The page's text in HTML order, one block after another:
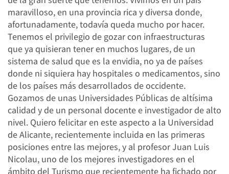
maravilloso, en una provincia rica y diversa donde,
afortunadamente, todavía queda mucho por hacer.
Tenemos el privilegio de gozar con infraestructuras
que ya quisieran tener en muchos lugares, de un
sistema de salud que es la envidia, no ya de países
donde ni siquiera hay hospitales o medicamentos, sino
de los países más desarrollados de occidente.
Gozamos de unas Universidades Públicas de altísima
calidad y de un personal docente e investigador de alto
nivel. Quiero felicitar en este aspecto a la Universidad
de Alicante, recientemente incluida en las primeras
posiciones entre las mejores, y al profesor Juan Luis
Nicolau, uno de los mejores investigadores en el
ámbito del Turismo que recientemente ha fichado por